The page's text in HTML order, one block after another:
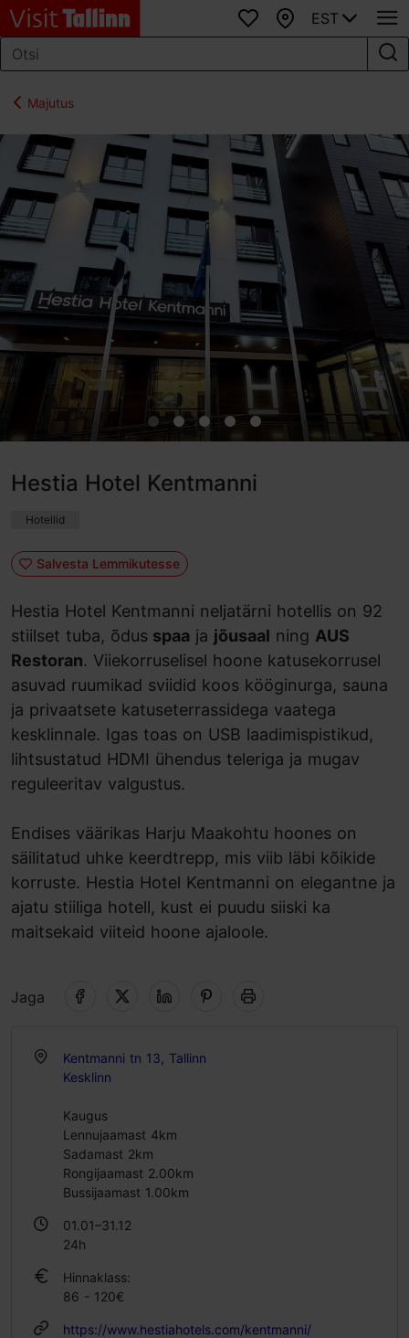
Lemmikud
Kaart
EST
Majutus
Hestia Hotel Kentmanni
Hotellid
Salvesta Lemmikutesse
Hestia Hotel Kentmanni neljatärni hotellis on 92
stiilset tuba, õdus spaa ja jõusaal ning AUS
Restoran. Viiekorruselisel hoone katusekorrusel
asuvad ruumikad sviidid koos kööginurga, sauna
ja privaatsete katuseterrassidega vaatega
kesklinnale. Igas toas on USB laadimispistikud,
lihtsustatud HDMI ühendus teleriga ja mugav
reguleeritav valgustus.
Endises väärikas Harju Maakohtu hoones on
säilitatud uhke keerdtrepp, mis viib läbi kõikide
korruste. Hestia Hotel Kentmanni on elegantne ja
ajatu stiiliga hotell, kust ei puudu siiski ka
maitsekaid viiteid hoone ajaloole.
Jaga
Kentmanni tn 13, Tallinn
Kesklinn
Kaugus
Lennujaamast 4km
Sadamast 2km
Rongijaamast 2.00km
Bussijaamast 1.00km
01.01–31.12
24h
Hinnaklass:
86 - 120€
https://www.hestiahotels.com/kentmanni/